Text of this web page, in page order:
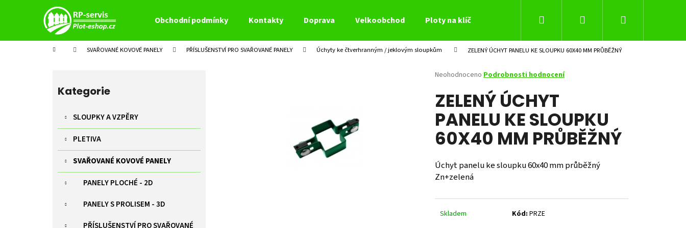
Obchodní podmínky Kontakty Doprava Velkoobchod Ploty na klíč Hledat PřihlášeníNákupní
Domů SVAŘOVANÉ KOVOVÉ PANELY PŘÍSLUŠENSTVÍ PRO SVAŘOVANÉ PANELY Úchyty ke čtverhranným / jeklovým sloupkům ZELENÝ ÚCHYT PANELU KE SLOUPKU 60X40 MM PRŮBĚŽNÝ
kategorie
Kategorie
SLOUPKY A VZPĚRY
PLETIVA
SVAŘOVANÉ KOVOVÉ PANELY
PANELY PLOCHÉ - 2D
PANELY S PROLISEM - 3D
PŘÍSLUŠENSTVÍ PRO SVAŘOVANÉ
Průměrné
produktu
je
0,0
5
hvězdiček.
Neohodnoceno Podrobnosti hodnocení
ZELENÝ ÚCHYT
PANELU KE SLOUPKU
60X40 MM PRŮBĚŽNÝ
Úchyt panelu ke sloupku 60x40 mm průběžný
Zn+zelená
Skladem Kód: PRZE
í
Zpět
do
Zpět
do
Co potřebujete najít?
Doporučujeme